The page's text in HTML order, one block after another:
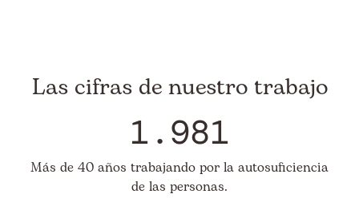
Las cifras de nuestro trabajo
1.981
Más de 40 años trabajando por la autosuficiencia
de las personas.